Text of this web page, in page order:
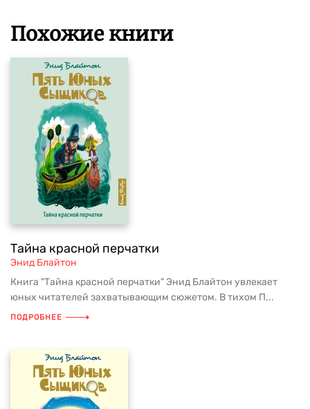
Похожие книги
Тайна красной перчатки
Энид Блайтон
Книга "Тайна красной перчатки" Энид Блайтон увлекает
юных читателей захватывающим сюжетом. В тихом П...
ПОДРОБНЕЕ